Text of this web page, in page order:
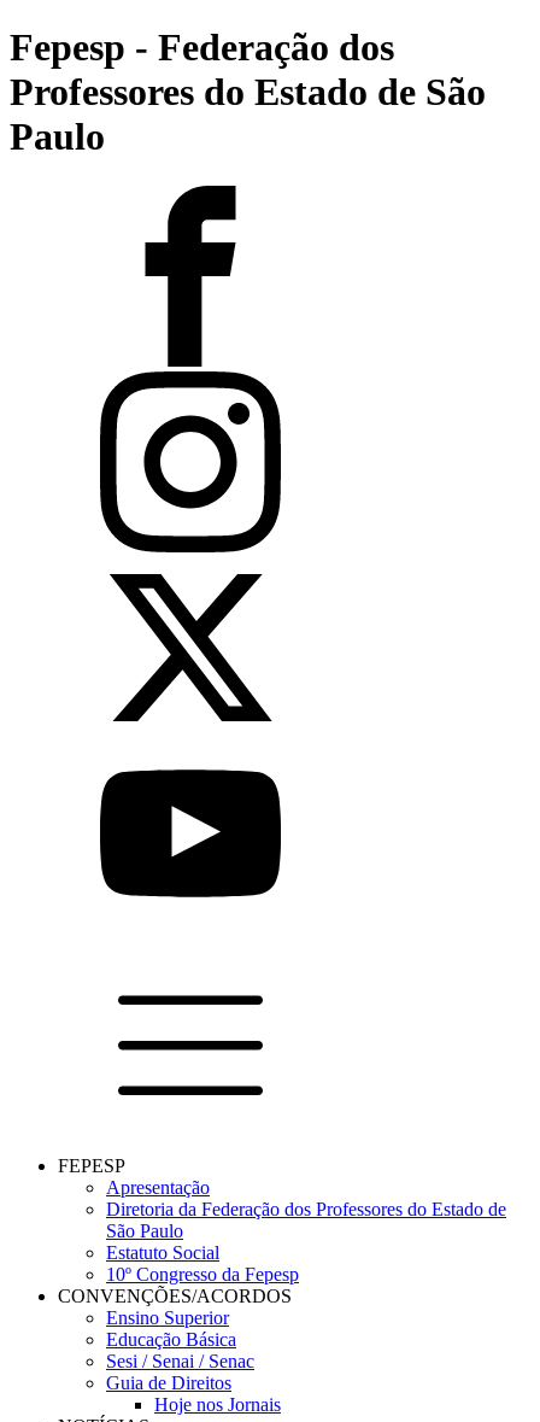
Fepesp - Federação dos
Professores do Estado de São
Paulo
FEPESP
Apresentação
Diretoria da Federação dos Professores do Estado de
São Paulo
Estatuto Social
10º Congresso da Fepesp
CONVENÇÕES/ACORDOS
Ensino Superior
Educação Básica
Sesi / Senai / Senac
Guia de Direitos
Hoje nos Jornais